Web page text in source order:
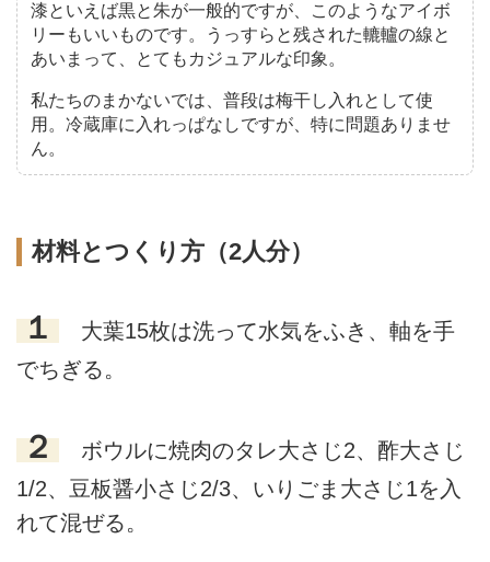
漆といえば黒と朱が一般的ですが、このようなアイボ
リーもいいものです。うっすらと残された轆轤の線と
あいまって、とてもカジュアルな印象。
私たちのまかないでは、普段は梅干し入れとして使
用。冷蔵庫に入れっぱなしですが、特に問題ありませ
ん。
材料とつくり方（2人分）
１
大葉15枚は洗って水気をふき、軸を手
でちぎる。
２
ボウルに焼肉のタレ大さじ2、酢大さじ
1/2、豆板醤小さじ2/3、いりごま大さじ1を入
れて混ぜる。